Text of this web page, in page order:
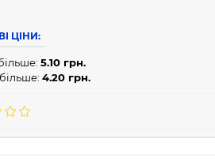
ЦІНИ:
5.10 грн.
4.20 грн.